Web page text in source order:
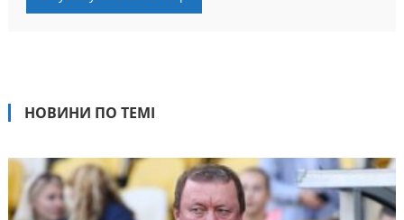
НОВИНИ ПО ТЕМІ